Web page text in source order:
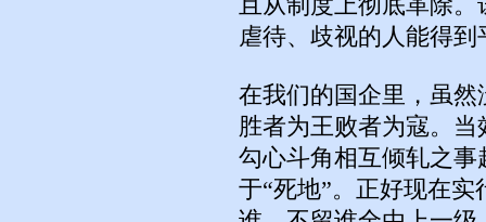
且从制度上彻底革除
虐待、歧视的人能得
在我们的国企里，虽
胜者为王败者为寇。
勾心斗角相互倾轧之
于“死地”。正好现在